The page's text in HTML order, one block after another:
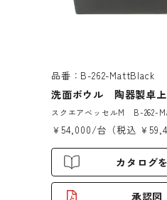
品番：B-262-MattBlack
洗面ボウル 陶器製卓
スクエアベッセルM B-262-
￥54,000/台（税込 ￥
カタログ
承認図